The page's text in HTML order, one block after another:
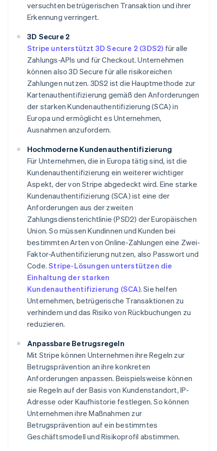
versuchten betrügerischen Transaktion und ihrer
Erkennung verringert.
3D Secure 2
Stripe unterstützt 3D Secure 2 (3DS2) für alle
Zahlungs-APIs und für Checkout. Unternehmen
können also 3D Secure für alle risikoreichen
Zahlungen nutzen. 3DS2 ist die Hauptmethode zur
Kartenauthentifizierung gemäß den Anforderungen
der starken Kundenauthentifizierung (SCA) in
Europa und ermöglicht es Unternehmen,
Ausnahmen anzufordern.
Hochmoderne Kundenauthentifizierung
Für Unternehmen, die in Europa tätig sind, ist die
Kundenauthentifizierung ein weiterer wichtiger
Aspekt, der von Stripe abgedeckt wird. Eine starke
Kundenauthentifizierung (SCA) ist eine der
Anforderungen aus der zweiten
Zahlungsdiensterichtlinie (PSD2) der Europäischen
Union. So müssen Kundinnen und Kunden bei
bestimmten Arten von Online-Zahlungen eine Zwei-
Faktor-Authentifizierung nutzen, also Passwort und
Code.Stripe-Lösungen unterstützen die
Einhaltung der starken
Kundenauthentifizierung (SCA). Sie helfen
Unternehmen, betrügerische Transaktionen zu
verhindern und das Risiko von Rückbuchungen zu
reduzieren.
Anpassbare Betrugsregeln
Mit Stripe können Unternehmen ihre Regeln zur
Betrugsprävention an ihre konkreten
Anforderungen anpassen. Beispielsweise können
sie Regeln auf der Basis von Kundenstandort, IP-
Adresse oder Kaufhistorie festlegen. So können
Unternehmen ihre Maßnahmen zur
Betrugsprävention auf ein bestimmtes
Geschäftsmodell und Risikoprofil abstimmen.